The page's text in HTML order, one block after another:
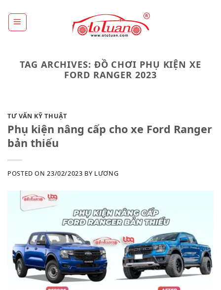
content
TAG ARCHIVES: ĐỒ CHƠI PHỤ KIỆN XE
FORD RANGER 2023
TƯ VẤN KỸ THUẬT
Phụ kiện nâng cấp cho xe Ford Ranger
bản thiếu
POSTED ON23/02/2023 BY LƯƠNG